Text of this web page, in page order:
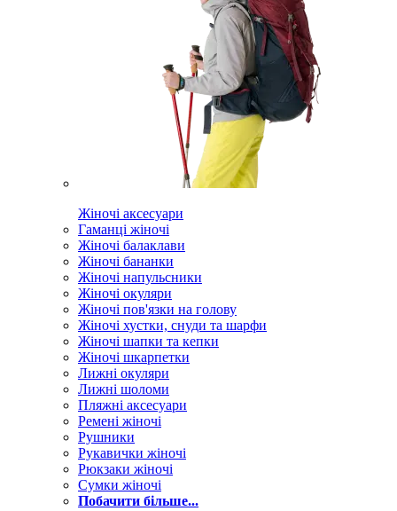
Жіночі аксесуари
Гаманці жіночі
Жіночі балаклави
Жіночі бананки
Жіночі напульсники
Жіночі окуляри
Жіночі пов'язки на голову
Жіночі хустки, снуди та шарфи
Жіночі шапки та кепки
Жіночі шкарпетки
Лижні окуляри
Лижні шоломи
Пляжні аксесуари
Ремені жіночі
Рушники
Рукавички жіночі
Рюкзаки жіночі
Сумки жіночі
Побачити більше...